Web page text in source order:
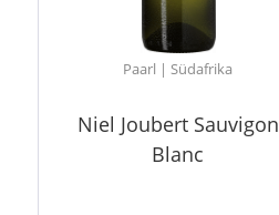
Paarl | Südafrika
Niel Joubert Sauvigon
Blanc